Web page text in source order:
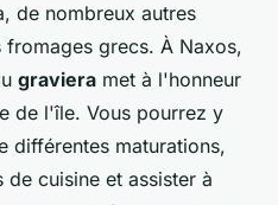
de nombreux autres
fromages grecs. À Naxos,
graviera met à l'honneur
de l'île. Vous pourrez y
différentes maturations,
cuisine et assister à